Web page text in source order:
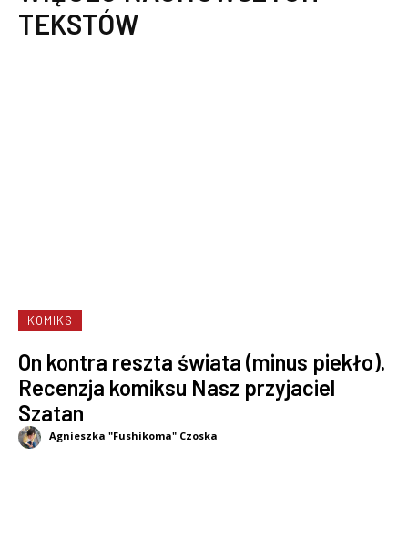
TEKSTÓW
KOMIKS
On kontra reszta świata (minus piekło).
Recenzja komiksu Nasz przyjaciel
Szatan
Agnieszka "Fushikoma" Czoska